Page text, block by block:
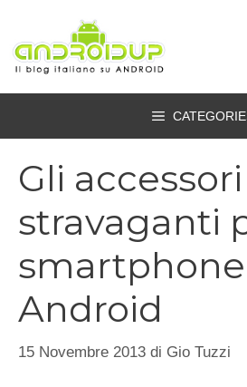
contenuto
Gli
stravaganti
smartphone
Android
15 Novembre 2013 di Gio Tuzzi